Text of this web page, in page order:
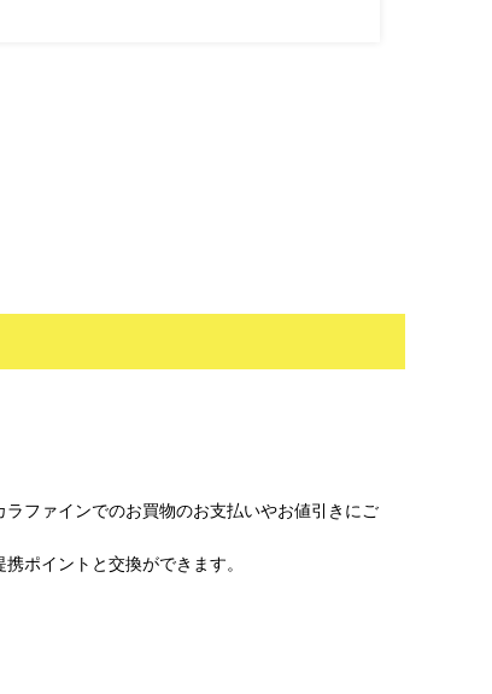
ファインでのお買物のお支払いやお値引きにご
ポイントと交換ができます。